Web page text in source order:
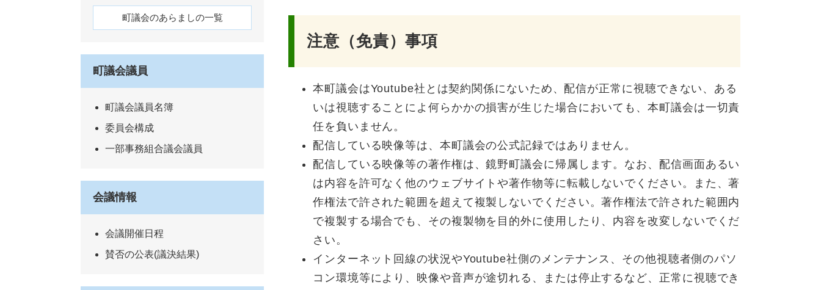
注意（免責）事項
本町議会はYoutube社とは契約関係にないため、配信が正常に視聴できない、ある
いは視聴することによ何らかかの損害が生じた場合においても、本町議会は一切責
任を負いません。
配信している映像等は、本町議会の公式記録ではありません。
配信している映像等の著作権は、鏡野町議会に帰属します。なお、配信画面あるい
は内容を許可なく他のウェブサイトや著作物等に転載しないでください。また、著
作権法で許された範囲を超えて複製しないでください。著作権法で許された範囲内
で複製する場合でも、その複製物を目的外に使用したり、内容を改変しないでくだ
さい。
インターネット回線の状況やYoutube社側のメンテナンス、その他視聴者側のパソ
コン環境等により、映像や音声が途切れる、または停止するなど、正常に視聴でき
町議会のあらましの一覧
町議会議員
町議会議員名簿
委員会構成
一部事務組合議会議員
会議情報
会議開催日程
賛否の公表(議決結果)